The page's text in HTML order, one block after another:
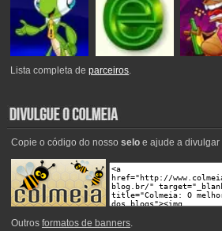
Lista completa deparceiros.
Copie o código do nosso seloe ajude a divulgar
Outros formatos de banners.